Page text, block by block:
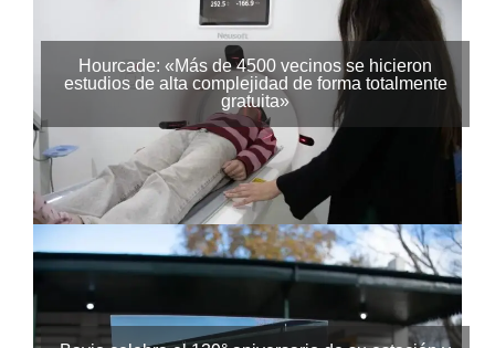
Hourcade: «Más de 4500 vecinos se hicieron
estudios de alta complejidad de forma totalmente
gratuita»